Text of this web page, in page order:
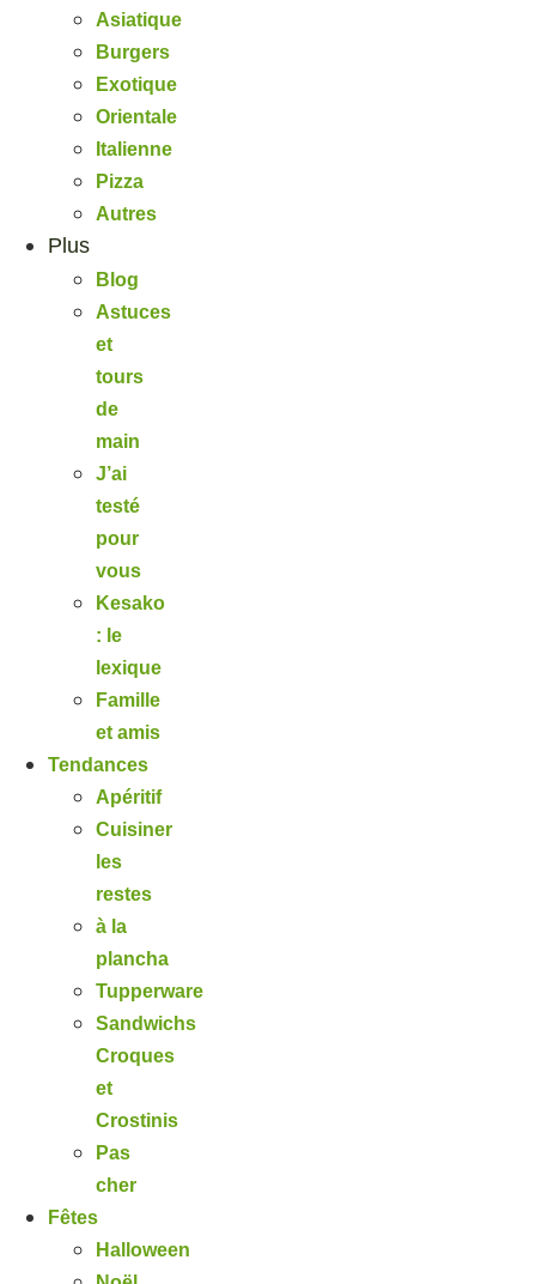
Asiatique
Burgers
Exotique
Orientale
Italienne
Pizza
Autres
Plus
Blog
Astuces
et
tours
de
main
J’ai
testé
pour
vous
Kesako
: le
lexique
Famille
et amis
Tendances
Apéritif
Cuisiner
les
restes
à la
plancha
Tupperware
Sandwichs
Croques
et
Crostinis
Pas
cher
Fêtes
Halloween